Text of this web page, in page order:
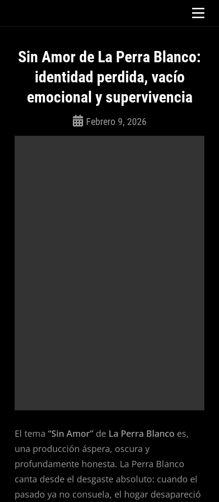
Sin Amor de La Perra Blanco:
identidad perdida, vacío
emocional y supervivencia
Febrero 9, 2026
El tema “Sin Amor” de La Perra Blanco es,
una producción áspera, oscura y
profundamente honesta. La Perra Blanco
canta desde el desgaste absoluto: cuando el
pasado ya no consuela, el hogar desapareció